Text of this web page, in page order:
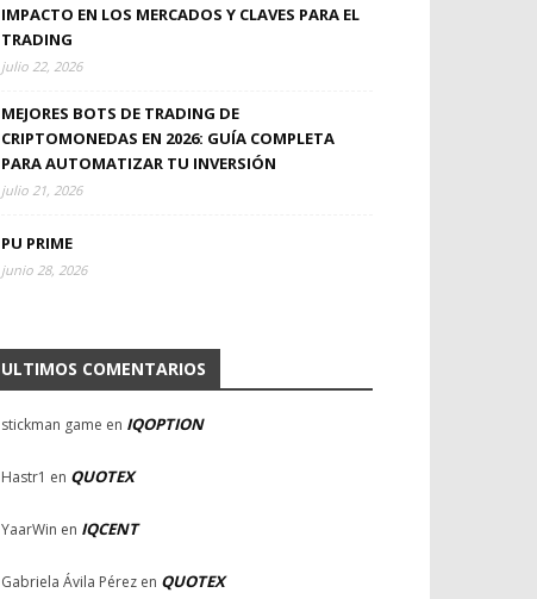
IMPACTO EN LOS MERCADOS Y CLAVES PARA EL
TRADING
julio 22, 2026
MEJORES BOTS DE TRADING DE
CRIPTOMONEDAS EN 2026: GUÍA COMPLETA
PARA AUTOMATIZAR TU INVERSIÓN
julio 21, 2026
PU PRIME
junio 28, 2026
ULTIMOS COMENTARIOS
stickman game en IQOPTION
Hastr1 en QUOTEX
YaarWin en IQCENT
Gabriela Ávila Pérez en QUOTEX